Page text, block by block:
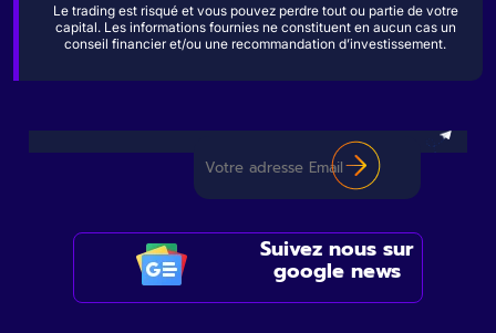
Le trading est risqué et vous pouvez perdre tout ou partie de votre
capital. Les informations fournies ne constituent en aucun cas un
conseil financier et/ou une recommandation d’investissement.
Suivez nous sur
google news